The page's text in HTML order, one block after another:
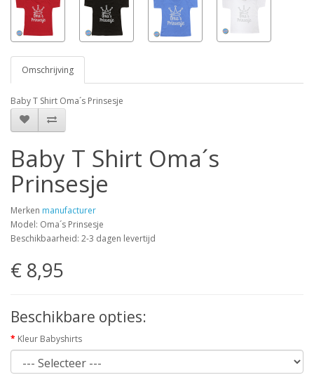
Omschrijving
Baby T Shirt Oma´s Prinsesje
Baby T Shirt Oma´s
Prinsesje
Merken manufacturer
Model: Oma´s Prinsesje
Beschikbaarheid: 2-3 dagen levertijd
€ 8,95
Beschikbare opties:
Kleur Babyshirts